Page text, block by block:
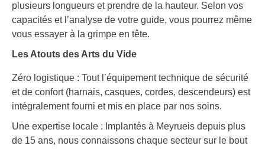
plusieurs longueurs et prendre de la hauteur. Selon vos
capacités et l’analyse de votre guide, vous pourrez même
vous essayer à la grimpe en tête.
Les Atouts des Arts du Vide
Zéro logistique : Tout l’équipement technique de sécurité
et de confort (harnais, casques, cordes, descendeurs) est
intégralement fourni et mis en place par nos soins.
Une expertise locale : Implantés à Meyrueis depuis plus
de 15 ans, nous connaissons chaque secteur sur le bout